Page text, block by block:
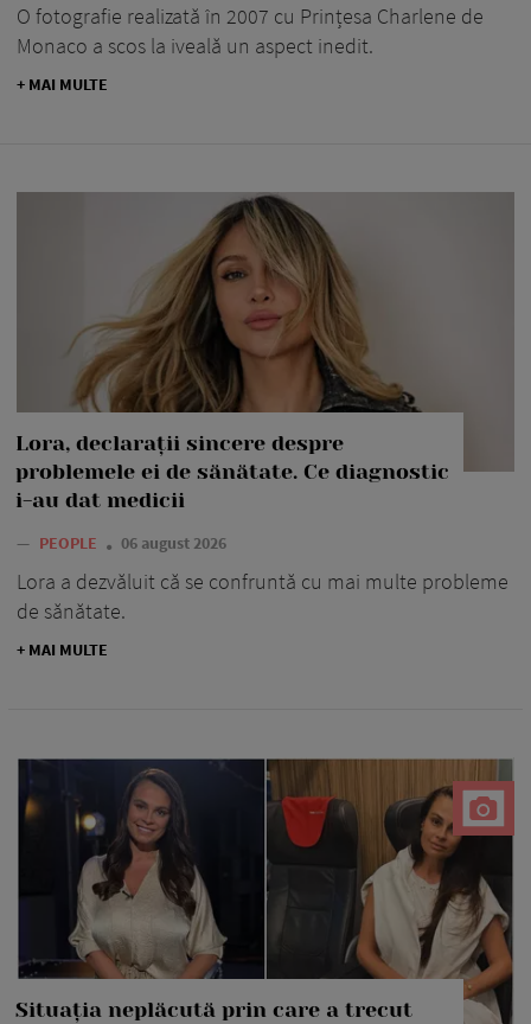
O fotografie realizată în 2007 cu Prințesa Charlene de
Monaco a scos la iveală un aspect inedit.
+ MAI MULTE
Lora, declarații sincere despre
problemele ei de sănătate. Ce diagnostic
i-au dat medicii
— PEOPLE 06 august 2026
Lora a dezvăluit că se confruntă cu mai multe probleme
de sănătate.
+ MAI MULTE
Situația neplăcută prin care a trecut